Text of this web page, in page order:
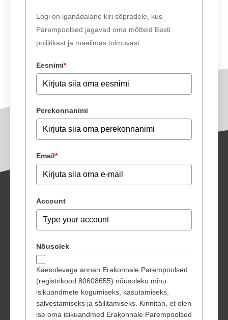
Logi on iganädalane kiri sõpradele, kus
Parempoolsed jagavad oma mõtteid Eesti
poliitikast ja maailmas toimuvast.
Eesnimi*
Perekonnanimi
Email*
Account
Nõusolek
Käesolevaga annan Erakonnale Parempoolsed
(registrikood 80608655) nõusoleku minu
isikuandmete kogumiseks, kasutamiseks,
salvestamiseks ja säilitamiseks. Kinnitan, et olen
ise oma isikuandmed Erakonnale Parempoolsed